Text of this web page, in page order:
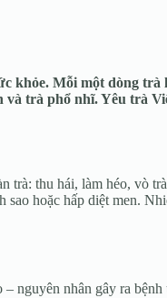
khỏe. Mỗi một dòng trà
trà phổ nhĩ. Yêu trà
thu hái, làm héo, vò
hoặc hấp diệt men.
nguyên nhân gây ra